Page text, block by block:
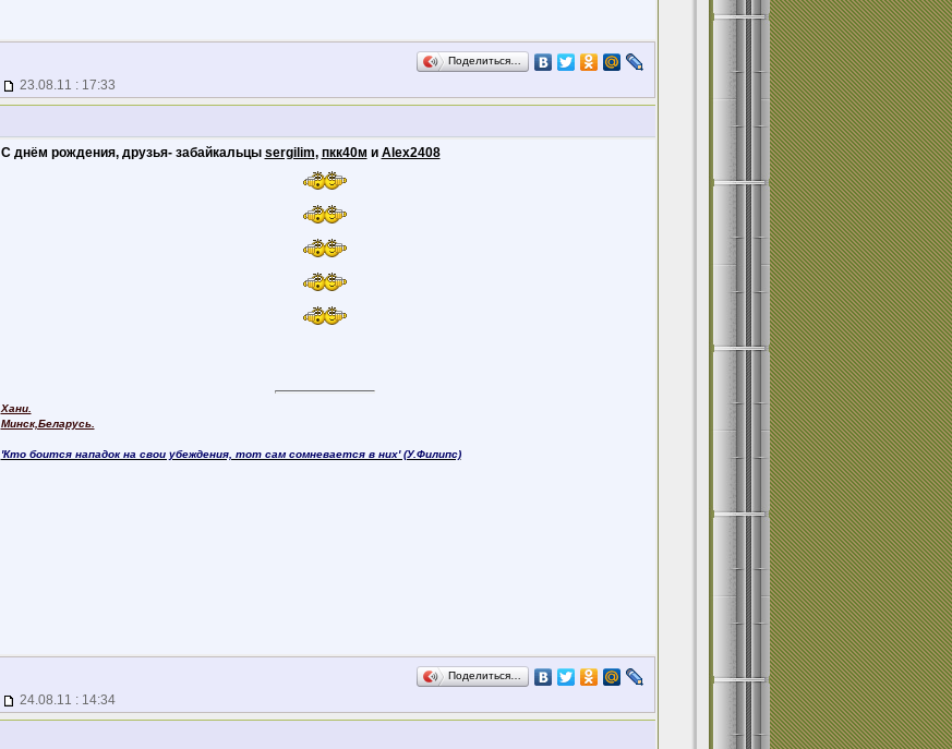
Поделиться…
23.08.11 : 17:33
С днём рождения, друзья- забайкальцы sergilim, пкк40м и Alex2408
Хани.
Минск,Беларусь.
'Кто боится нападок на свои убеждения, тот сам сомневается в них' (У.Филипс)
Поделиться…
24.08.11 : 14:34